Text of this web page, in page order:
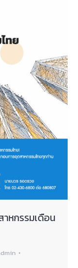
หกรรมเดือน